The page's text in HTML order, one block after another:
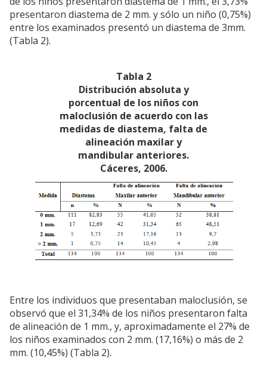
presentaron diastema de 2 mm. y sólo un niño (0,75%)
entre los examinados presentó un diastema de 3mm.
(Tabla 2).
Tabla 2
Distribución absoluta y
porcentual de los niños con
maloclusión de acuerdo con las
medidas de diastema, falta de
alineación maxilar y
mandibular anteriores.
Cáceres, 2006.
Entre los individuos que presentaban maloclusión, se
observó que el 31,34% de los niños presentaron falta
de alineación de 1 mm., y, aproximadamente el 27% de
los niños examinados con 2 mm. (17,16%) o más de 2
mm. (10,45%) (Tabla 2).